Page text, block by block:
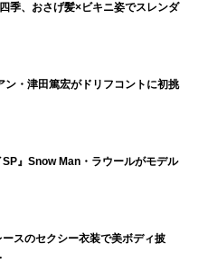
季、おさげ髪×ビキニ姿でスレンダ
ン・津田篤宏がドリフコントに初挑
SP』Snow Man・ラウールがモデル
スのセクシー衣装で美ボディ披